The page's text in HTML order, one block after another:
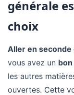
générale
choix
Aller en seconde
vous avez un
les autres
ouvertes. Cette